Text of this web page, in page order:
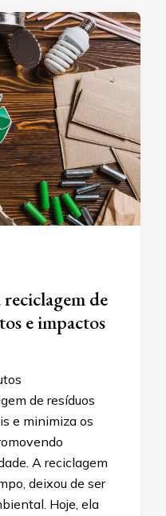
de
e impactos
de resíduos
e minimiza os
A reciclagem
deixou de ser
Hoje, ela